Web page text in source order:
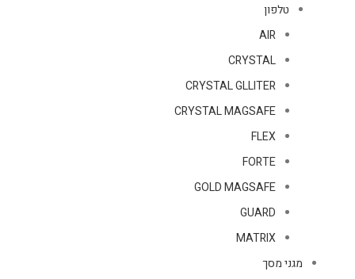
טלפון
AIR
CRYSTAL
CRYSTAL GLLITER
CRYSTAL MAGSAFE
FLEX
FORTE
GOLD MAGSAFE
GUARD
MATRIX
מגני מסך